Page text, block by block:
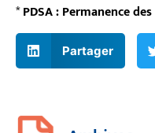
*PDSA : Permanence
Partager